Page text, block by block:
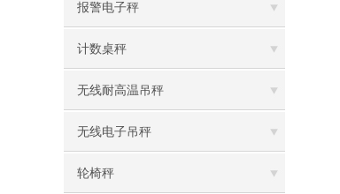
报警电子秤
计数桌秤
无线耐高温吊秤
无线电子吊秤
轮椅秤